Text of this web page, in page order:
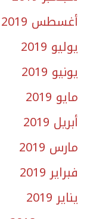
أغسطس 2019
يوليو 2019
يونيو 2019
مايو 2019
أبريل 2019
مارس 2019
فبراير 2019
يناير 2019